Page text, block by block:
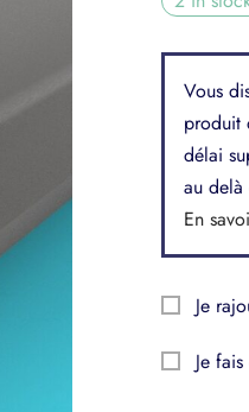
Vous
produit
délai
au
En
Je
Je